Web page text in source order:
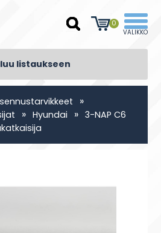
0
listaukseen
»
» Hyundai » 3-NAP C6